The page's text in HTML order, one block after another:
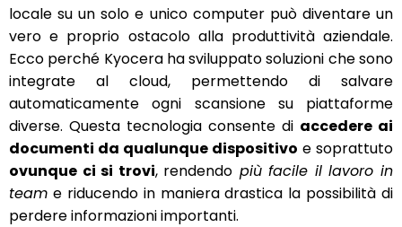
locale su un solo e unico computer può diventare un
vero e proprio ostacolo alla produttività aziendale.
Ecco perché Kyocera ha sviluppato soluzioni che sono
integrate al cloud, permettendo di salvare
automaticamente ogni scansione su piattaforme
diverse. Questa tecnologia consente di accedere ai
documenti da qualunque dispositivo e soprattuto
ovunque ci si trovi, rendendo più facile il lavoro in
team e riducendo in maniera drastica la possibilità di
perdere informazioni importanti.